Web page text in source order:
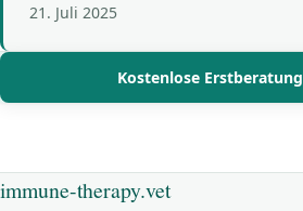
21. Juli 2025
Kostenlose Erstberatung
immune-therapy.vet